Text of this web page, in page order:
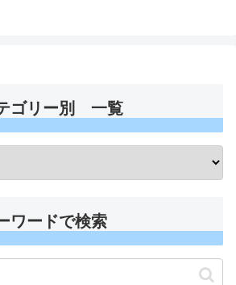
ゴリー別 一覧
ワードで検索